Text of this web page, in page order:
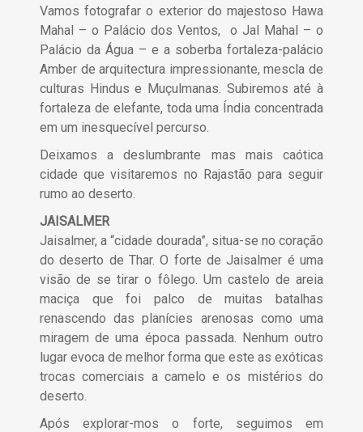
Vamos fotografar o exterior do majestoso Hawa
Mahal – o Palácio dos Ventos, o Jal Mahal – o
Palácio da Água – e a soberba fortaleza-palácio
Amber de arquitectura impressionante, mescla de
culturas Hindus e Muçulmanas. Subiremos até à
fortaleza de elefante, toda uma Índia concentrada
em um inesquecível percurso.
Deixamos a deslumbrante mas mais caótica
cidade que visitaremos no Rajastão para seguir
rumo ao deserto.
JAISALMER
Jaisalmer, a “cidade dourada”, situa-se no coração
do deserto de Thar. O forte de Jaisalmer é uma
visão de se tirar o fôlego. Um castelo de areia
maciça que foi palco de muitas batalhas
renascendo das planícies arenosas como uma
miragem de uma época passada. Nenhum outro
lugar evoca de melhor forma que este as exóticas
trocas comerciais a camelo e os mistérios do
deserto.
Após explorar-mos o forte, seguimos em